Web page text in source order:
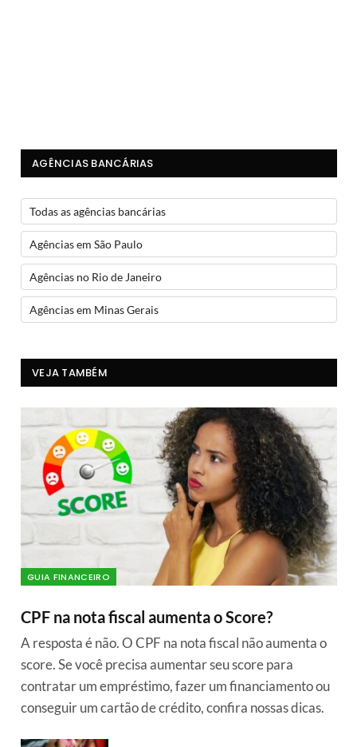
AGÊNCIAS BANCÁRIAS
Todas as agências bancárias
Agências em São Paulo
Agências no Rio de Janeiro
Agências em Minas Gerais
VEJA TAMBÉM
GUIA FINANCEIRO
CPF na nota fiscal aumenta o Score?
A resposta é não. O CPF na nota fiscal não aumenta o
score. Se você precisa aumentar seu score para
contratar um empréstimo, fazer um financiamento ou
conseguir um cartão de crédito, confira nossas dicas.